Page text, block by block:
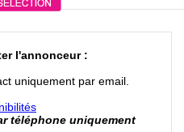
l'annonceur :
uniquement par email.
téléphone uniquement